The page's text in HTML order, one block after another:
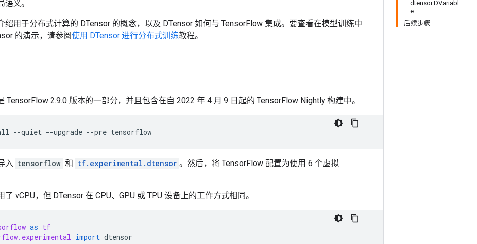
dtensor.DVariabl
e
后续步骤
语义。
绍用于分布式计算的 DTensor 的概念，以及 DTensor 如何与 TensorFlow 集成。要查看在模型训练中
的演示，请参阅使用 DTensor 进行分布式训练教程。
TensorFlow 2.9.0 版本的一部分，并且包含在自 2022 年 4 月 9 日起的 TensorFlow Nightly 构建中。
--quiet --upgrade --pre tensorflow
入 tensorflow 和 tf.experimental.dtensor 。然后，将 TensorFlow 配置为使用 6 个虚拟
了 vCPU，但 DTensor 在 CPU、GPU 或 TPU 设备上的工作方式相同。
as tf
import dtensor